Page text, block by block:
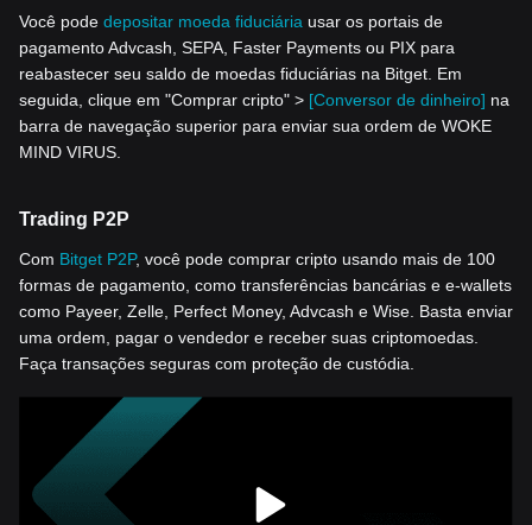
Você pode depositar moeda fiduciária usar os portais de
pagamento Advcash, SEPA, Faster Payments ou PIX para
reabastecer seu saldo de moedas fiduciárias na Bitget. Em
seguida, clique em "Comprar cripto" > [Conversor de dinheiro] na
barra de navegação superior para enviar sua ordem de WOKE
MIND VIRUS.
Trading P2P
Com Bitget P2P, você pode comprar cripto usando mais de 100
formas de pagamento, como transferências bancárias e e-wallets
como Payeer, Zelle, Perfect Money, Advcash e Wise. Basta enviar
uma ordem, pagar o vendedor e receber suas criptomoedas.
Faça transações seguras com proteção de custódia.